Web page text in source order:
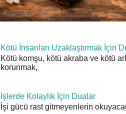
Kötü İnsanları Uzaklaştırmak İçin
Kötü komşu, kötü akraba ve kötü
korunmak,
İşlerde Kolaylık İçin Dualar
İşi gücü rast gitmeyenlerin